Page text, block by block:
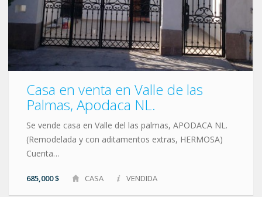
Casa en venta en Valle de las
Palmas, Apodaca NL.
Se vende casa en Valle del las palmas, APODACA NL.
(Remodelada y con aditamentos extras, HERMOSA)
Cuenta…
685,000 $ CASA VENDIDA